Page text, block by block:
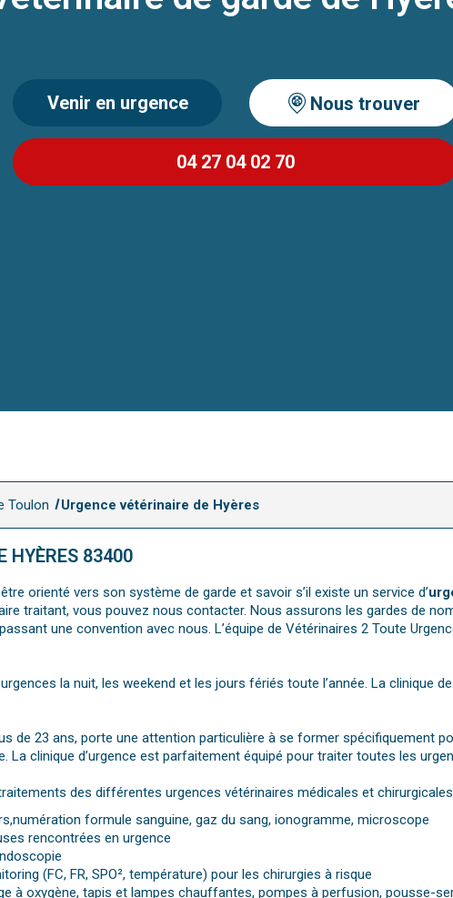
Venir en urgence
04 27 04 02 70
Nous trouver
Toulon Urgence vétérinaire de Hyères
HYÈRES 83400
orienté vers son système de garde et savoir s’il existe un service d’
traitant, vous pouvez nous contacter. Nous assurons les gardes de
une convention avec nous. L’équipe de Vétérinaires 2 Toute
la nuit, les weekend et les jours fériés toute l’année. La clinique
de 23 ans, porte une attention particulière à se former spécifiquement
clinique d’urgence est parfaitement équipé pour traiter toutes les
des différentes urgences vétérinaires médicales et
formule sanguine, gaz du sang, ionogramme, microscope
rencontrées en urgence
(FC, FR, SPO², température) pour les chirurgies à risque
à oxygène, tapis et lampes chauffantes, pompes à perfusion, pousse-